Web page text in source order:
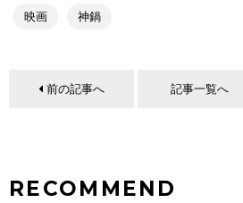
映画 神鍋
前の記事へ 記事一覧へ
RECOMMEND